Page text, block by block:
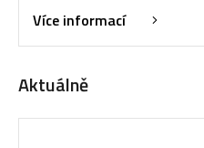
Více informací
Aktuálně